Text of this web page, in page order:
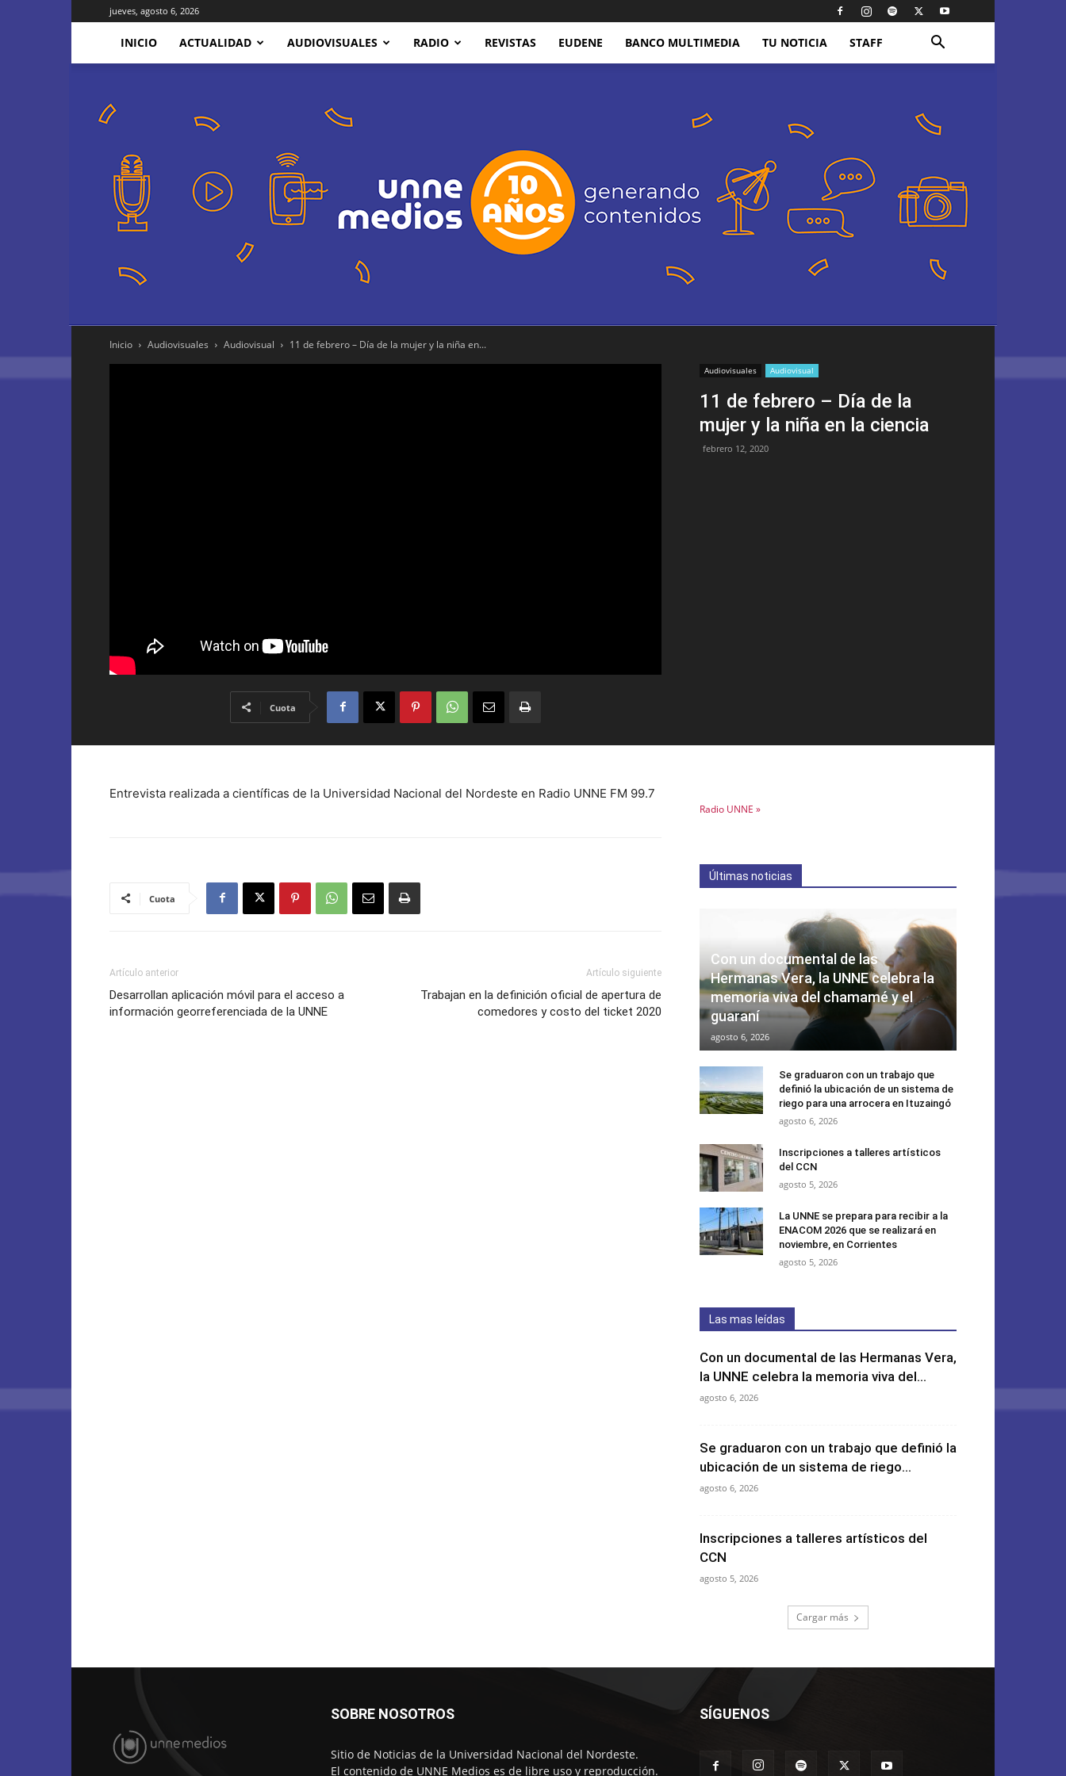
jueves, agosto 6, 2026
INICIO ACTUALIDAD AUDIOVISUALES RADIO REVISTAS EUDENE BANCO MULTIMEDIA TU NOTICIA STAFF
Inicio Audiovisuales Audiovisual 11 de febrero – Día de la mujer y la niña en...
Audiovisuales Audiovisual
11 de febrero – Día de la
mujer y la niña en la ciencia
febrero 12, 2020
Cuota
Entrevista realizada a científicas de la Universidad Nacional del Nordeste en Radio UNNE FM 99.7
Cuota
Artículo anterior
Desarrollan aplicación móvil para el acceso a
información georreferenciada de la UNNE
Artículo siguiente
Trabajan en la definición oficial de apertura de
comedores y costo del ticket 2020
Radio UNNE »
Últimas noticias
Con un documental de las
Hermanas Vera, la UNNE celebra la
memoria viva del chamamé y el
guaraní
agosto 6, 2026
Se graduaron con un trabajo que
definió la ubicación de un sistema de
riego para una arrocera en Ituzaingó
agosto 6, 2026
Inscripciones a talleres artísticos
del CCN
agosto 5, 2026
La UNNE se prepara para recibir a la
ENACOM 2026 que se realizará en
noviembre, en Corrientes
agosto 5, 2026
Las mas leídas
Con un documental de las Hermanas Vera,
la UNNE celebra la memoria viva del...
agosto 6, 2026
Se graduaron con un trabajo que definió la
ubicación de un sistema de riego...
agosto 6, 2026
Inscripciones a talleres artísticos del
CCN
agosto 5, 2026
Cargar más
SOBRE NOSOTROS
Sitio de Noticias de la Universidad Nacional del Nordeste.
El contenido de UNNE Medios es de libre uso y reproducción.
SÍGUENOS